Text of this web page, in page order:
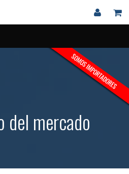
del mercado